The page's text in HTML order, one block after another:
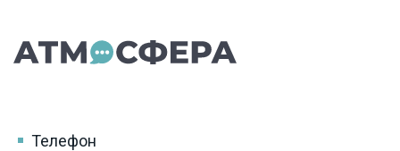
Телефон